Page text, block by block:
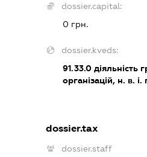
dossier.capital:
0 грн.
dossier.kveds:
91.33.0 діяльність
організацій, н. в. і.
dossier.tax
dossier.staff